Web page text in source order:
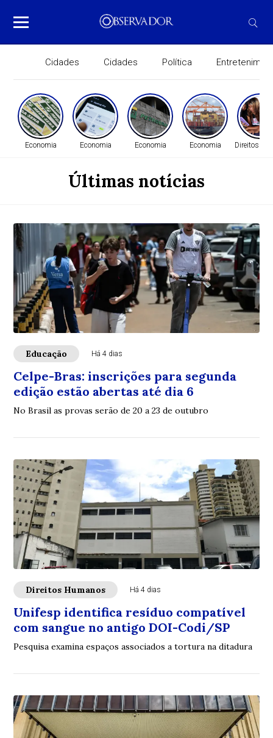
Cidades Cidades Política
Economia Economia Economia Economia Direitos
Últimas notícias
Educação Há 4 dias
Celpe-Bras: inscrições para segunda
edição estão abertas até dia 6
No Brasil as provas serão de 20 a 23 de outubro
Direitos Humanos Há 4 dias
Unifesp identifica resíduo compatível
com sangue no antigo DOI-Codi/SP
Pesquisa examina espaços associados a tortura na ditadura